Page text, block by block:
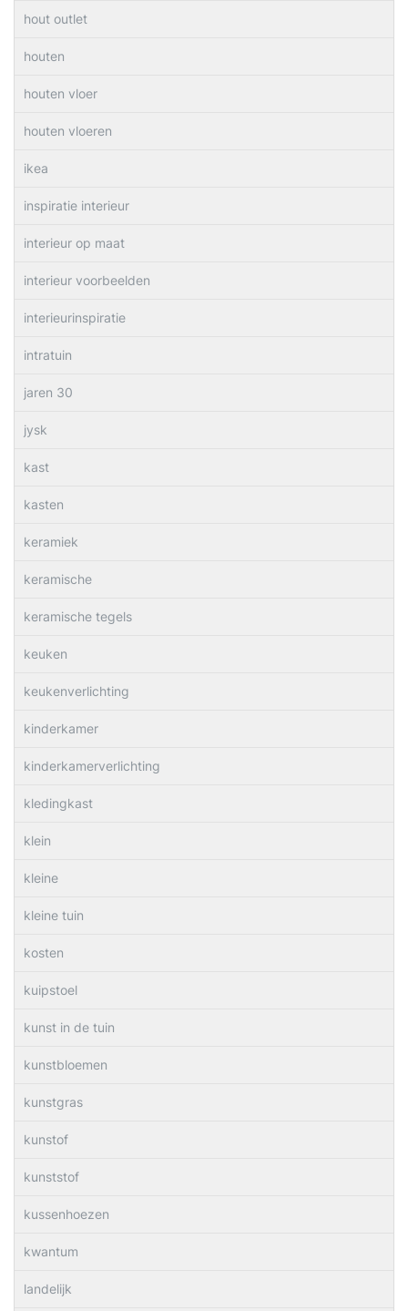
hout outlet
houten
houten vloer
houten vloeren
ikea
inspiratie interieur
interieur op maat
interieur voorbeelden
interieurinspiratie
intratuin
jaren 30
jysk
kast
kasten
keramiek
keramische
keramische tegels
keuken
keukenverlichting
kinderkamer
kinderkamerverlichting
kledingkast
klein
kleine
kleine tuin
kosten
kuipstoel
kunst in de tuin
kunstbloemen
kunstgras
kunstof
kunststof
kussenhoezen
kwantum
landelijk